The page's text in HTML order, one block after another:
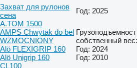
Захват для рулонов
сена
Год: 2025
A.TOM 1500
AMPS Chwytak do bel
WZMOCNIONY
собственный
Alö FLEXIGRIP 160
Год: 2024
Alö Unigrip 160
Год: 2010
CL100